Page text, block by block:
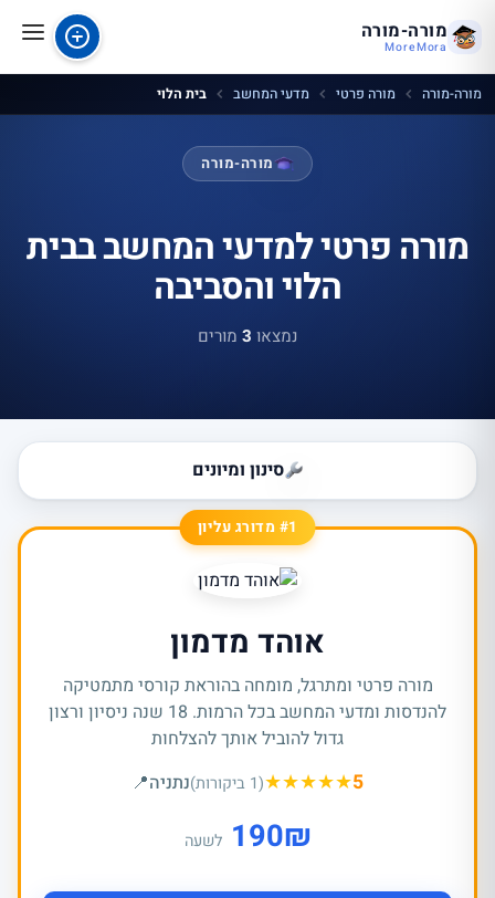
מורה-מורה
MoreMora
מורה-מורה מורה פרטי מדעי המחשב בית הלוי
מורה-מורה
מורה פרטי למדעי המחשב בבית
הלוי והסביבה
נמצאו 3 מורים
סינון ומיונים
#1 מדורג עליון
אוהד מדמון
מורה פרטי ומתרגל, מומחה בהוראת קורסי מתמטיקה
להנדסות ומדעי המחשב בכל הרמות. 18 שנה ניסיון ורצון
גדול להוביל אותך להצלחות
(1 ביקורות)★★★★★5 נתניה📍
₪
190 לשעה